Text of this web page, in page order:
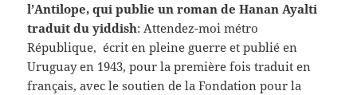
l’Antilope, qui publie un roman de Hanan Ayalti
traduit du yiddish: Attendez-moi métro
République, écrit en pleine guerre et publié en
Uruguay en 1943, pour la première fois traduit en
français, avec le soutien de la Fondation pour la